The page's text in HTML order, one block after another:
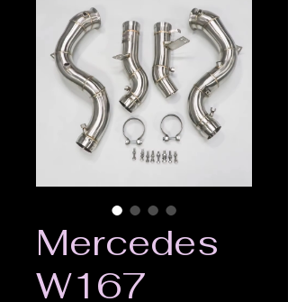
Mercedes
W167